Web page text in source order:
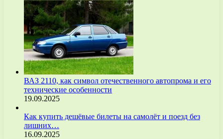
ВАЗ 2110, как символ отечественного автопрома и его
технические особенности
19.09.2025
Как купить дешёвые билеты на самолёт и поезд без
лишних…
16.09.2025